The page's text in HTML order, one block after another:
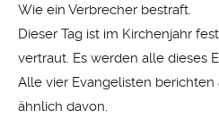
Wie ein Verbrecher bestraft.
Dieser Tag ist im Kirchenjahr
vertraut. Es werden alle dieses
Alle vier Evangelisten
ähnlich davon.